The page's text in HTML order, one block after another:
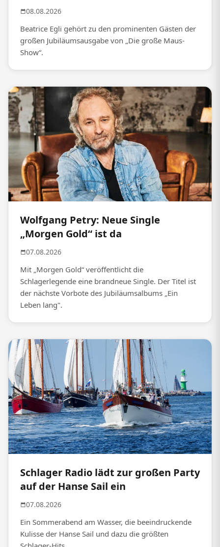
08.08.2026
Beatrice Egli gehört zu den prominenten Gästen der
großen Jubiläumsausgabe von „Die große Maus-
Show“.
Wolfgang Petry: Neue Single
„Morgen Gold“ ist da
07.08.2026
Mit „Morgen Gold“ veröffentlicht die
Schlagerlegende eine brandneue Single. Der Titel ist
der nächste Vorbote des Jubiläumsalbums „Ein
Leben lang".
Schlager Radio lädt zur großen Party
auf der Hanse Sail ein
07.08.2026
Ein Sommerabend am Wasser, die beeindruckende
Kulisse der Hanse Sail und dazu die größten